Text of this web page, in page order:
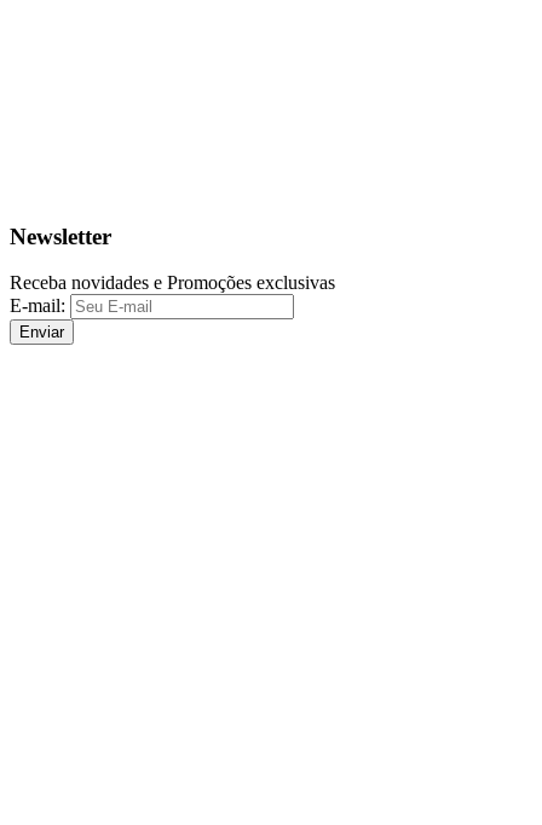
Newsletter
Receba novidades e Promoções exclusivas
E-mail:
Enviar